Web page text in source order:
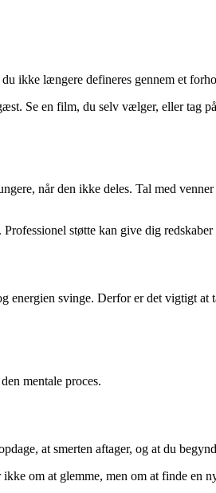
ikke længere defineres gennem et
Se en film, du selv vælger, eller tag
når den ikke deles. Tal med
støtte kan give dig
svinge. Derfor er det vigtigt at
mentale proces.
at smerten aftager, og at du
om at glemme, men om at finde en